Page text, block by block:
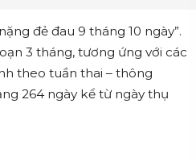
đẻ đau 9 tháng 10 ngày”.
3 tháng, tương ứng với các
theo tuần thai – thông
264 ngày kể từ ngày thụ